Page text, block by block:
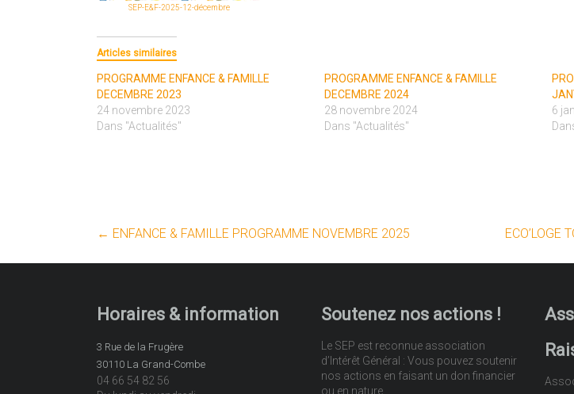
SEP-E&F-2025-12-décembre
Articles similaires
PROGRAMME ENFANCE & FAMILLE
DECEMBRE 2023
24 novembre 2023
Dans "Actualités"
PROGRAMME ENFANCE & FAMILLE
DECEMBRE 2024
28 novembre 2024
Dans "Actualités"
6
← ENFANCE & FAMILLE PROGRAMME NOVEMBRE 2025 ECO’LOGE
Horaires & information
3 Rue de la Frugère
30110 La Grand-Combe
04 66 54 82 56
Soutenez nos actions !
Le SEP est reconnue association
d’Intérêt Général : Vous pouvez soutenir
nos actions en faisant un don financier
ou en nature.